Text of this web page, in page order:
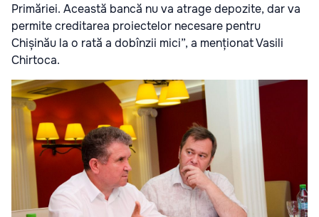
Primăriei. Această bancă nu va atrage depozite, dar va
permite creditarea proiectelor necesare pentru
Chișinău la o rată a dobînzii mici”, a menționat Vasili
Chirtoca.